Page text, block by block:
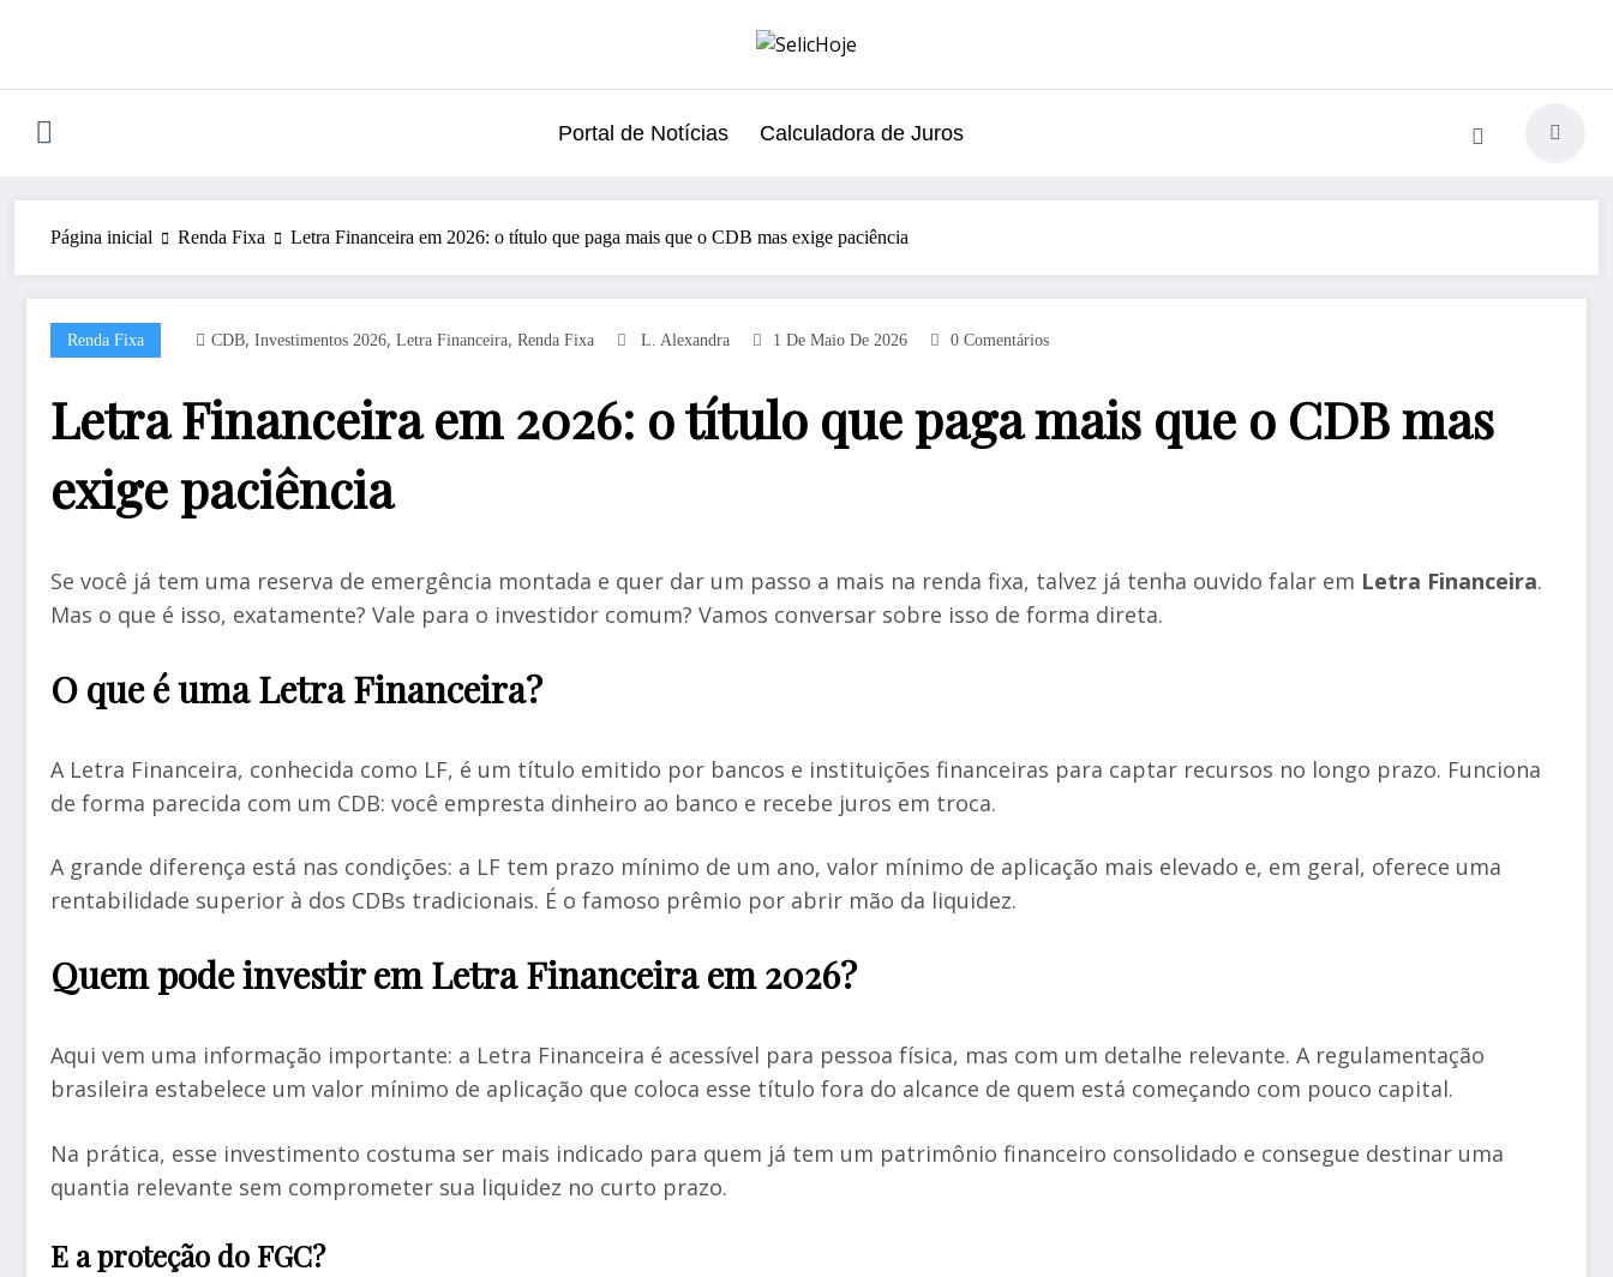
Portal de Notícias Calculadora de Juros
Página inicial Renda Fixa Letra Financeira em 2026: o título que paga mais que o CDB mas exige paciência
Renda Fixa CDB, Investimentos 2026, Letra Financeira, Renda Fixa L. Alexandra 1 De Maio De 2026 0 Comentários
Letra Financeira em 2026: o título que paga mais que o CDB mas
exige paciência
Se você já tem uma reserva de emergência montada e quer dar um passo a mais na renda fixa, talvez já tenha ouvido falar em Letra Financeira.
Mas o que é isso, exatamente? Vale para o investidor comum? Vamos conversar sobre isso de forma direta.
O que é uma Letra Financeira?
A Letra Financeira, conhecida como LF, é um título emitido por bancos e instituições financeiras para captar recursos no longo prazo. Funciona
de forma parecida com um CDB: você empresta dinheiro ao banco e recebe juros em troca.
A grande diferença está nas condições: a LF tem prazo mínimo de um ano, valor mínimo de aplicação mais elevado e, em geral, oferece uma
rentabilidade superior à dos CDBs tradicionais. É o famoso prêmio por abrir mão da liquidez.
Quem pode investir em Letra Financeira em 2026?
Aqui vem uma informação importante: a Letra Financeira é acessível para pessoa física, mas com um detalhe relevante. A regulamentação
brasileira estabelece um valor mínimo de aplicação que coloca esse título fora do alcance de quem está começando com pouco capital.
Na prática, esse investimento costuma ser mais indicado para quem já tem um patrimônio financeiro consolidado e consegue destinar uma
quantia relevante sem comprometer sua liquidez no curto prazo.
E a proteção do FGC?